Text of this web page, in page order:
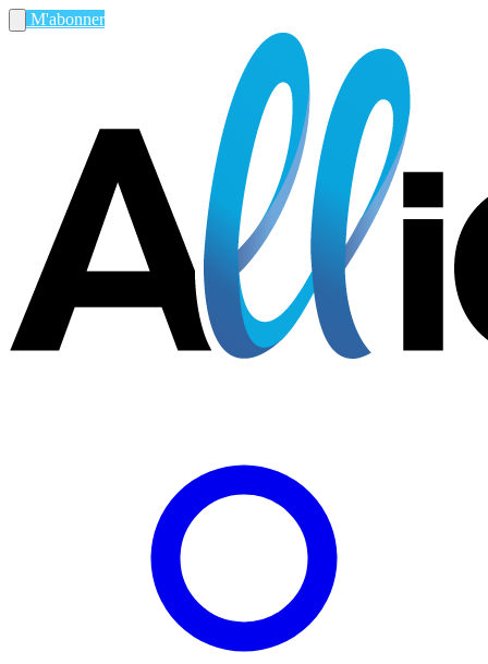
M'abonner